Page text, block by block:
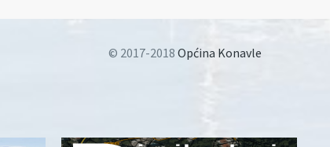
© 2017-2018 Općina Konavle